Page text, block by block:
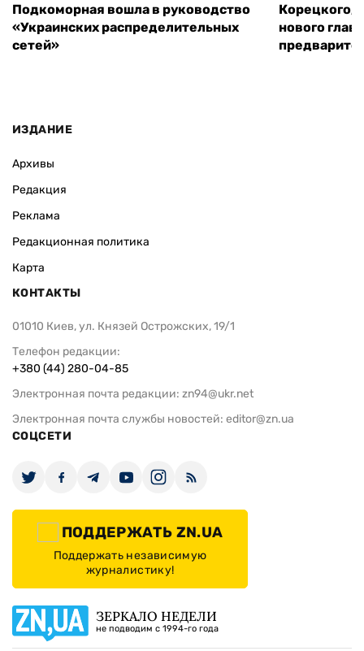
Подкоморная вошла в руководство
«Украинских распределительных
сетей»
Корецкого,
нового
ИЗДАНИЕ
Архивы
Редакция
Реклама
Редакционная политика
Карта
КОНТАКТЫ
01010 Киев, ул. Князей Острожских, 19/1
Телефон редакции:
+380 (44) 280-04-85
Электронная почта редакции: zn94@ukr.net
Электронная почта службы новостей: editor@zn.ua
СОЦСЕТИ
ПОДДЕРЖАТЬ ZN.UA
Поддержать независимую
журналистику!
ЗЕРКАЛО НЕДЕЛИ
не подводим с 1994-го года